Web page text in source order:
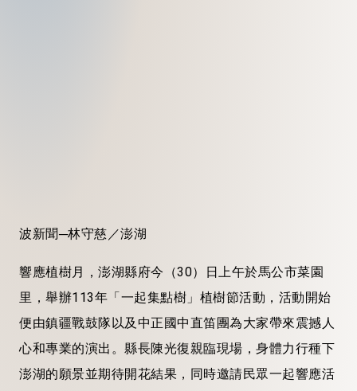
波新聞─林守慈／澎湖
響應植樹月，澎湖縣府今（30）日上午於馬公市菜園
里，舉辦113年「一起集點樹」植樹節活動，活動開始
便由鎮疆戰鼓隊以及中正國中直笛團為大家帶來震撼人
心和專業的演出。縣長陳光復親臨現場，身體力行種下
澎湖的願景並期待開花結果，同時邀請民眾一起響應活